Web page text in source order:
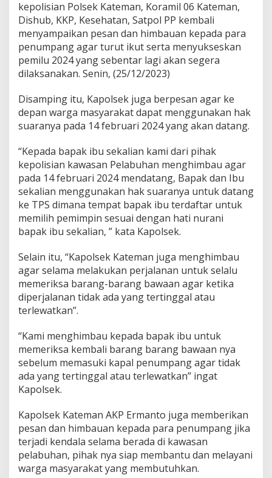
i
l
0
6
K
a
t
m
a
n
r
s
i
n
e
g
i
e
n
y
a
m
k
a
n
P
e
n
K
a
t
i
kepolisian Polsek Kateman, Koramil 06 Kateman,
Dishub, KKP, Kesehatan, Satpol PP kembali
menyampaikan pesan dan himbauan kepada para
penumpang agar turut ikut serta menyukseskan
pemilu 2024 yang sebentar lagi akan segera
dilaksanakan. Senin, (25/12/2023)
Disamping itu, Kapolsek juga berpesan agar ke
depan warga masyarakat dapat menggunakan hak
suaranya pada 14 februari 2024 yang akan datang.
“Kepada bapak ibu sekalian kami dari pihak
kepolisian kawasan Pelabuhan menghimbau agar
pada 14 februari 2024 mendatang, Bapak dan Ibu
sekalian menggunakan hak suaranya untuk datang
ke TPS dimana tempat bapak ibu terdaftar untuk
memilih pemimpin sesuai dengan hati nurani
bapak ibu sekalian, ” kata Kapolsek.
Selain itu, “Kapolsek Kateman juga menghimbau
agar selama melakukan perjalanan untuk selalu
memeriksa barang-barang bawaan agar ketika
diperjalanan tidak ada yang tertinggal atau
terlewatkan”.
“Kami menghimbau kepada bapak ibu untuk
memeriksa kembali barang barang bawaan nya
sebelum memasuki kapal penumpang agar tidak
ada yang tertinggal atau terlewatkan” ingat
Kapolsek.
Kapolsek Kateman AKP Ermanto juga memberikan
pesan dan himbauan kepada para penumpang jika
terjadi kendala selama berada di kawasan
pelabuhan, pihak nya siap membantu dan melayani
warga masyarakat yang membutuhkan.